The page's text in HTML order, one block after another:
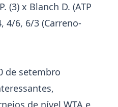
(3) x Blanch D. (ATP
4/6, 6/3 (Carreno-
de setembro
de nível WTA e